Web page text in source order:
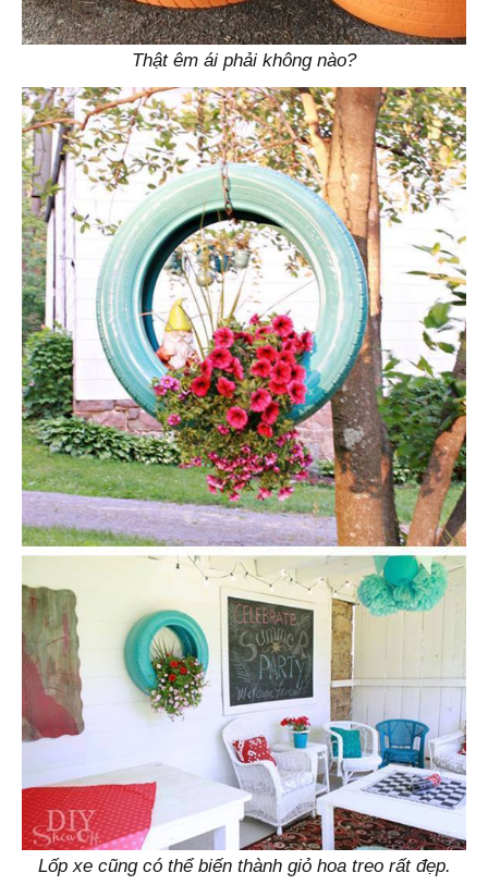
Thật êm ái phải không nào?
Lốp xe cũng có thể biến thành giỏ hoa treo rất đẹp.